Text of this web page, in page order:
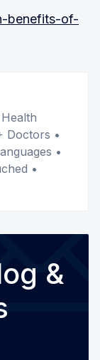
benefits-of-
Doctors •
•
•
&